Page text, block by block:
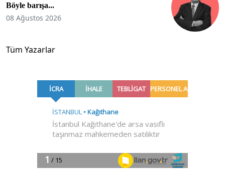
Böyle barışa...
08 Ağustos 2026
Tüm Yazarlar